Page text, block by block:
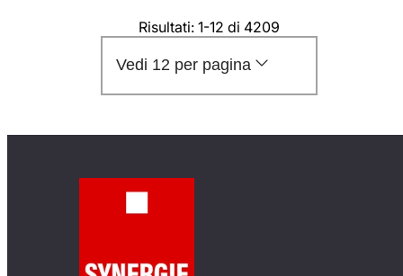
Risultati: 1-12 di 4209
Vedi 12 per pagina